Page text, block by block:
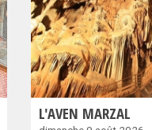
L'AVEN MARZAL